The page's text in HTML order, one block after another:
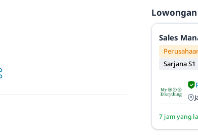
Sales
Sarjana S1
7 jam yang